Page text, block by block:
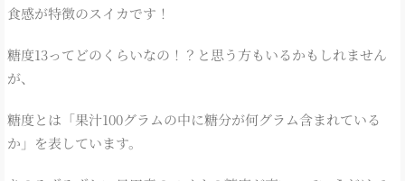
食感が特徴のスイカです！
糖度13ってどのくらいなの！？と思う方もいるかもしれません
が、
糖度とは「果汁100グラムの中に糖分が何グラム含まれている
か」を表しています。